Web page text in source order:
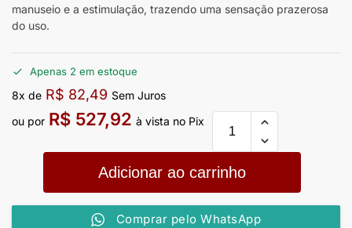
manuseio e a estimulação, trazendo uma sensação prazerosa
do uso.
Apenas 2 em estoque
8x de R$ 82,49 Sem Juros
ou por R$ 527,92 à vista no Pix
Adicionar ao carrinho
Comprar pelo WhatsApp